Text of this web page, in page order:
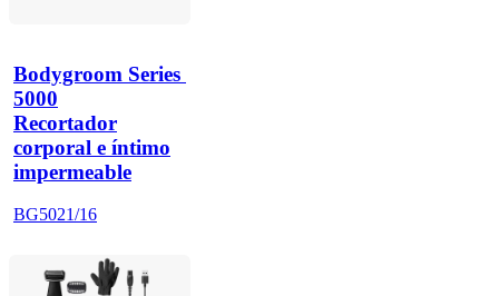
Bodygroom Series
5000
Recortador
corporal e íntimo
impermeable
BG5021/16